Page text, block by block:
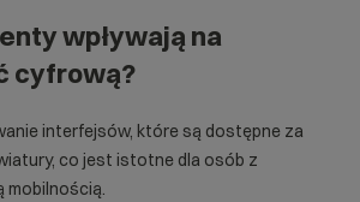
wpływają na
cyfrową?
interfejsów, które są dostępne za
co jest istotne dla osób z
mobilnością.